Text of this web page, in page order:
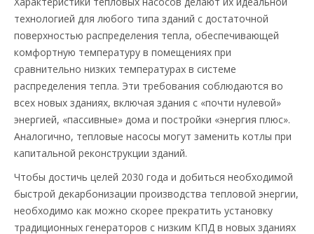
технологией для любого типа зданий с достаточной
поверхностью распределения тепла, обеспечивающей
комфортную температуру в помещениях при
сравнительно низких температурах в системе
распределения тепла. Эти требования соблюдаются во
всех новых зданиях, включая здания с «почти нулевой»
энергией, «пассивные» дома и постройки «энергия плюс».
Аналогично, тепловые насосы могут заменить котлы при
капитальной реконструкции зданий.
Чтобы достичь целей 2030 года и добиться необходимой
быстрой декарбонизации производства тепловой энергии,
необходимо как можно скорее прекратить установку
традиционных генераторов с низким КПД в новых зданиях